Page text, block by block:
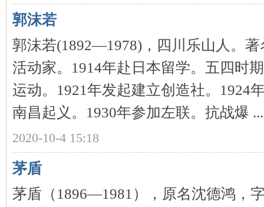
网
郭沫若
郭沫若(1892—1978)，四川乐山人。
活动家。1914年赴日本留学。五四时
运动。1921年发起建立创造社。1924
南昌起义。1930年参加左联。抗战爆 ...
2020-10-4 15:18
茅盾
茅盾（1896—1981），原名沈德鸿，